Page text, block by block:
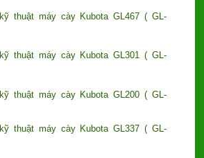
thuật máy cày Kubota GL467 ( GL-
thuật máy cày Kubota GL301 ( GL-
thuật máy cày Kubota GL200 ( GL-
thuật máy cày Kubota GL337 ( GL-